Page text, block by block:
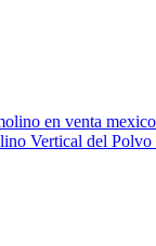
en venta
Vertical del Polvo